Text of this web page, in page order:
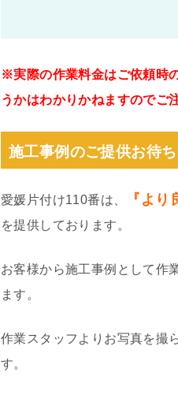
※実際の作業料金はご依頼時
うかはわかりかねますのでご
施工事例のご提供お待
愛媛片付け110番は、 『よ
を提供しております。
お客様から施工事例として作
ます。
作業スタッフよりお写真を撮
す。